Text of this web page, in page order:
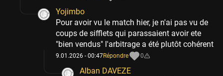
Yojimbo
Pour avoir vu le match hier, je n'ai pas vu de
coups de sifflets qui parassaient avoir ete
"bien vendus" l'arbitrage a été plutôt cohérent
9.01.2026 - 00:47Répondre 0
Alban DAVEZE